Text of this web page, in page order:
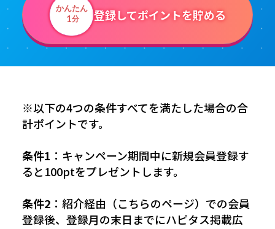
かんたん
1分 登録してポイントを貯める
※以下の4つの条件すべてを満たした場合の合
計ポイントです。
条件1 ：キャンペーン期間中に新規会員登録す
ると100ptをプレゼントします。
条件2 ：紹介経由（こちらのページ）での会員
登録後、登録月の末日までにハピタス掲載広